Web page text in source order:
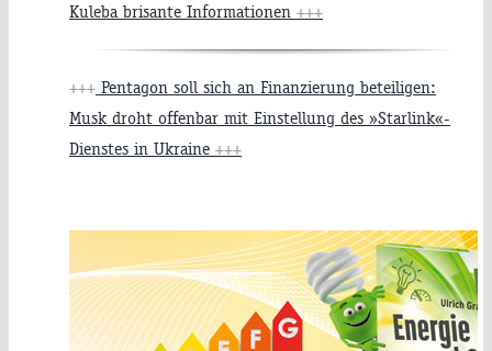
Kuleba brisante Informationen +++
+++ Pentagon soll sich an Finanzierung beteiligen:
Musk droht offenbar mit Einstellung des »Starlink«-
Dienstes in Ukraine +++